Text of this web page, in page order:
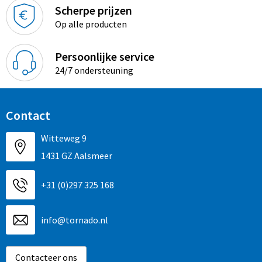
Sinterklaas
Sleutelhangers en Lanyards
Snoepgoed
Spellen voor binnen en buiten
Sport
Veiligheid, Auto en Fiets
Vrije tijd en Strand
Waterflesjes
Themapakketten
Overhemden
Strandtassen
Toilettassen
Waterbestendige tassen
Accessoires voor tassen
Schoenentassen
Golftassen
Matrozentassen
Collegetassen
Draagtassen
Scherpe prijzen
Op alle producten
Persoonlijke service
24/7 ondersteuning
Contact
Witteweg 9
1431 GZ Aalsmeer
+31 (0)297 325 168
info@tornado.nl
Contacteer ons